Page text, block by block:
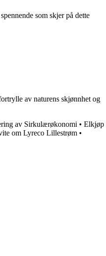
som skjer på dette
av naturens skjønnhet og
av Sirkulærøkonomi • Elkjøp
om Lyreco Lillestrøm •